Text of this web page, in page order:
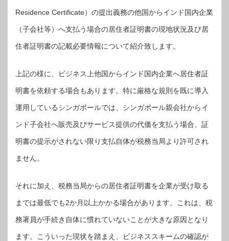
Residence Certificate）の提出義務の他国からインド国内企業
（子会社等）へ支払う場合の居住者証明書の現地状況及び居
住者証明書の記載必要情報について紹介致します。
上記の様に、ビジネス上他国からインド国内企業へ居住者証
明書を依頼する場合もあります。特に厳格な規則を既に導入
運用しているシンガポールでは、シンガポール親会社からイ
ンド子会社へ販売及びサービス提供の代価を支払う場合、証
明書の提示がされない限り支払自体が税務当局より許可され
ません。
それに加え、税務当局からの居住者証明書を企業が受け取る
までは最低でも2か月以上かかる場合があります。これは、税
務署員が手続き自体に慣れていないことが大きな原因となり
ます。こういった現状を踏まえ、ビジネススキームの確認が